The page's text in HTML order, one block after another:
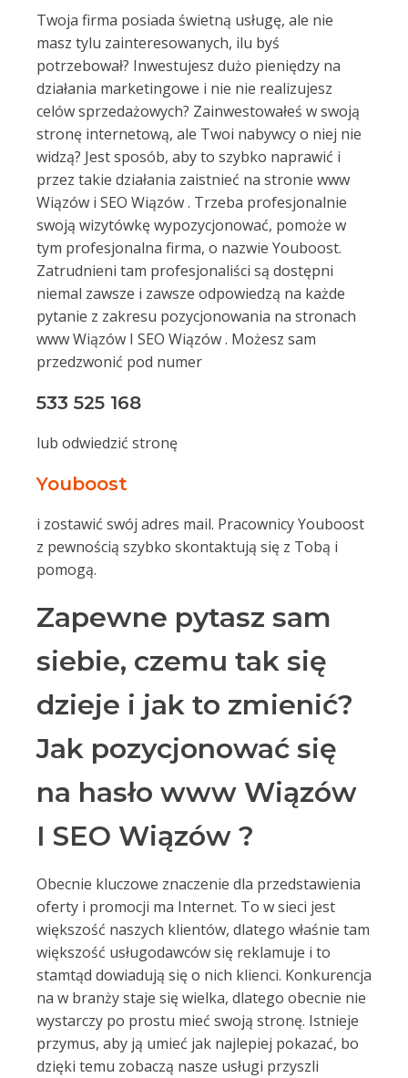
Twoja firma posiada świetną usługę, ale nie
masz tylu zainteresowanych, ilu byś
potrzebował? Inwestujesz dużo pieniędzy na
działania marketingowe i nie nie realizujesz
celów sprzedażowych? Zainwestowałeś w swoją
stronę internetową, ale Twoi nabywcy o niej nie
widzą? Jest sposób, aby to szybko naprawić i
przez takie działania zaistnieć na stronie www
Wiązów i SEO Wiązów . Trzeba profesjonalnie
swoją wizytówkę wypozycjonować, pomoże w
tym profesjonalna firma, o nazwie Youboost.
Zatrudnieni tam profesjonaliści są dostępni
niemal zawsze i zawsze odpowiedzą na każde
pytanie z zakresu pozycjonowania na stronach
www Wiązów I SEO Wiązów . Możesz sam
przedzwonić pod numer
533 525 168
lub odwiedzić stronę
Youboost
i zostawić swój adres mail. Pracownicy Youboost
z pewnością szybko skontaktują się z Tobą i
pomogą.
Zapewne pytasz sam
siebie, czemu tak się
dzieje i jak to zmienić?
Jak pozycjonować się
na hasło www Wiązów
I SEO Wiązów ?
Obecnie kluczowe znaczenie dla przedstawienia
oferty i promocji ma Internet. To w sieci jest
większość naszych klientów, dlatego właśnie tam
większość usługodawców się reklamuje i to
stamtąd dowiadują się o nich klienci. Konkurencja
na w branży staje się wielka, dlatego obecnie nie
wystarczy po prostu mieć swoją stronę. Istnieje
przymus, aby ją umieć jak najlepiej pokazać, bo
dzięki temu zobaczą nasze usługi przyszli